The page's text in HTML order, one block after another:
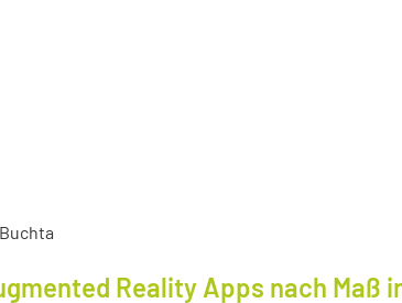
Reality Apps nach Maß